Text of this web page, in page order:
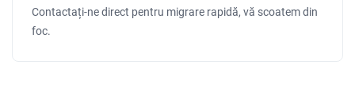
Contactați-ne direct pentru migrare rapidă, vă scoatem din
foc.